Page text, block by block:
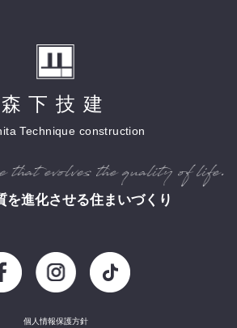
森下技建
Technique construction
を進化させる住まいづくり
個人情報保護方針